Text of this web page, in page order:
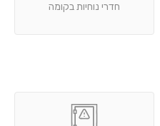
חדרי נוחיות בקומה